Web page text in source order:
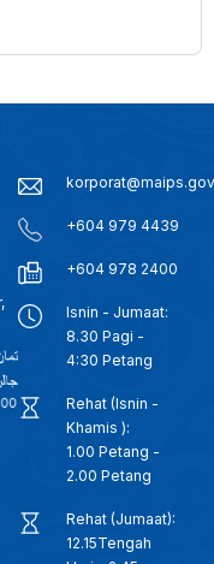
+604 979 4439
+604 978 2400
Isnin - Jumaat:
8.30 Pagi -
4:30 Petang
Rehat (Isnin -
Khamis ):
1.00 Petang -
2.00 Petang
Rehat (Jumaat):
12.15Tengah